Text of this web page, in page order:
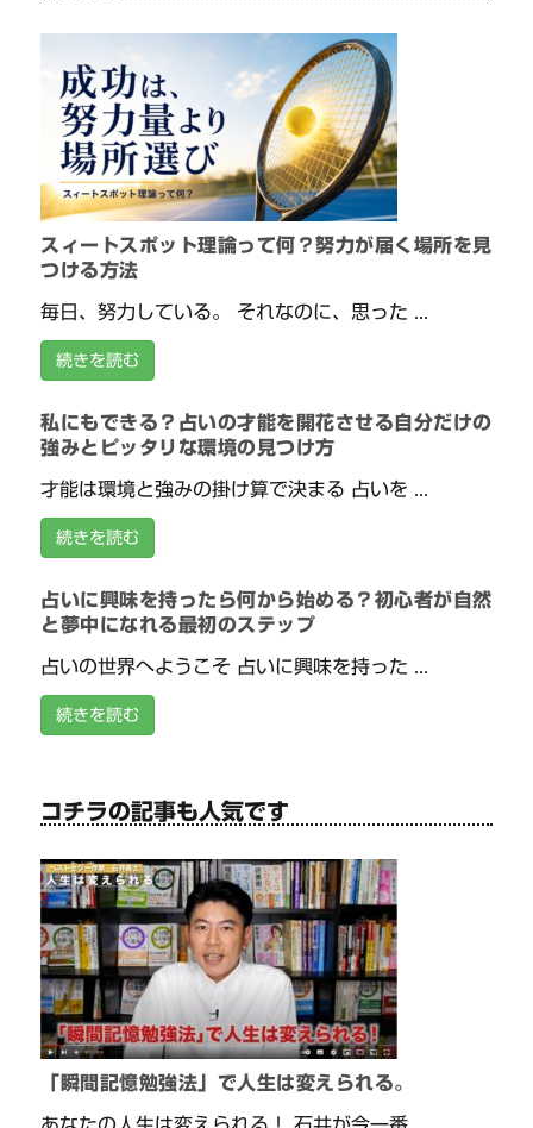
スィートスポット理論って何？努力が届く場所を見
つける方法
毎日、努力している。 それなのに、思った ...
続きを読む
私にもできる？占いの才能を開花させる自分だけの
強みとピッタリな環境の見つけ方
才能は環境と強みの掛け算で決まる 占いを ...
続きを読む
占いに興味を持ったら何から始める？初心者が自然
と夢中になれる最初のステップ
占いの世界へようこそ 占いに興味を持った ...
続きを読む
コチラの記事も人気です
「瞬間記憶勉強法」で人生は変えられる。